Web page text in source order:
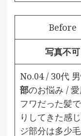
Before
写真不可
No.04 / 30代
部のお悩み /
フワだった髪
りしてきた感
ジ部分は多少